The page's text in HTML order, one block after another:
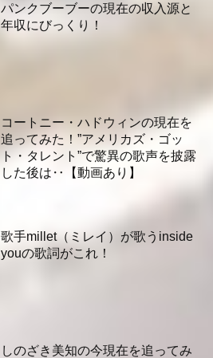
パンクブーブーの現在の収入源と
年収にびっくり！
コートニー・ハドウィンの現在を
追ってみた！”アメリカズ・ゴッ
ト・タレント”で驚異の歌声を披露
した後は‥【動画あり】
歌手millet（ミレイ）が歌うinside
youの歌詞がこれ！
しのざき美知の今現在を追ってみ